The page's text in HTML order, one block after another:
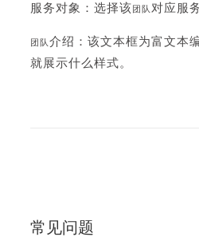
服务对象：选择该团队 对应服
团队 介绍：该文本框为富文本
就展示什么样式。
常见问题